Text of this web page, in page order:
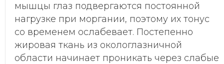
мышцы глаз подвергаются постоянной
нагрузке при моргании, поэтому их тонус
со временем ослабевает. Постепенно
жировая ткань из окологлазничной
области начинает проникать через слабые